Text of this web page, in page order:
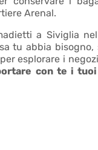
Arenal.
a Siviglia
tu abbia bisogno,
esplorare i
con te i